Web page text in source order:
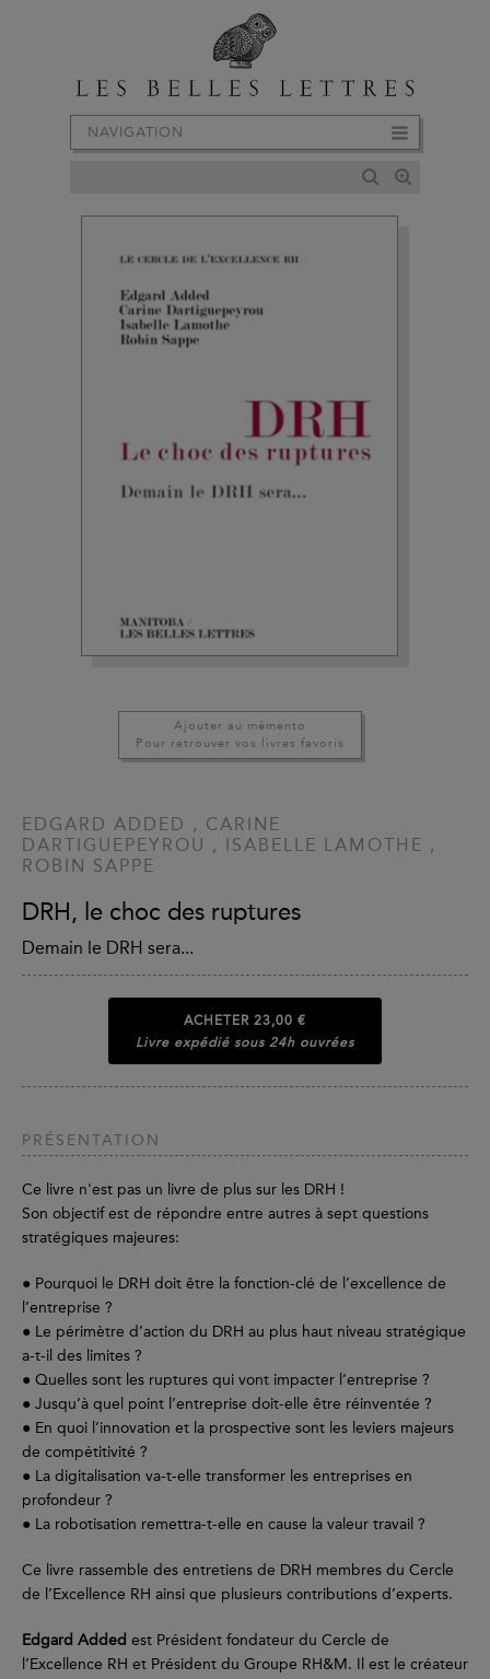
NAVIGATION
Ajouter au mémento
Pour retrouver vos livres favoris
EDGARD ADDED , CARINE
DARTIGUEPEYROU , ISABELLE LAMOTHE ,
ROBIN SAPPE
DRH, le choc des ruptures
Demain le DRH sera...
ACHETER 23,00 €
Livre expédié sous 24h ouvrées
PRÉSENTATION
Ce livre n'est pas un livre de plus sur les DRH !
Son objectif est de répondre entre autres à sept questions
stratégiques majeures:
● Pourquoi le DRH doit être la fonction-clé de l’excellence de
l’entreprise ?
● Le périmètre d’action du DRH au plus haut niveau stratégique
a-t-il des limites ?
● Quelles sont les ruptures qui vont impacter l’entreprise ?
● Jusqu’à quel point l’entreprise doit-elle être réinventée ?
● En quoi l’innovation et la prospective sont les leviers majeurs
de compétitivité ?
● La digitalisation va-t-elle transformer les entreprises en
profondeur ?
● La robotisation remettra-t-elle en cause la valeur travail ?
Ce livre rassemble des entretiens de DRH membres du Cercle
de l’Excellence RH ainsi que plusieurs contributions d’experts.
Edgard Added est Président fondateur du Cercle de
l’Excellence RH et Président du Groupe RH&M. Il est le créateur